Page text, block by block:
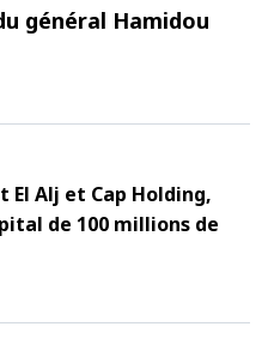
général Hamidou
El Alj et Cap Holding,
de 100 millions de